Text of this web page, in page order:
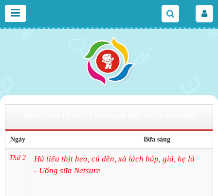
Ngày Bữa sáng
Thứ 2
Hủ tiếu thịt heo, củ dền, xà lách búp, giá, hẹ lá
- Uống sữa Netsure